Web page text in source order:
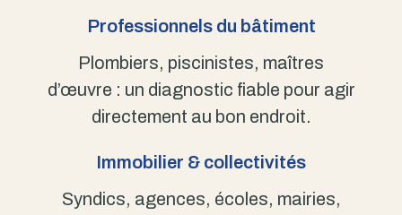
Professionnels du bâtiment
Plombiers, piscinistes, maîtres
d’œuvre : un diagnostic fiable pour agir
directement au bon endroit.
Immobilier & collectivités
Syndics, agences, écoles, mairies,